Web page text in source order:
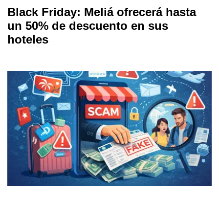
Black Friday: Meliá ofrecerá hasta
un 50% de descuento en sus
hoteles